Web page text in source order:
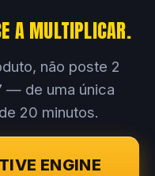
A MULTIPLICAR.
não poste 2
— de uma única
20 minutos.
ENGINE